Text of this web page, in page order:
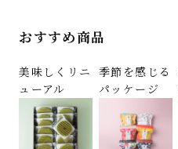
おすすめ商品
美味しくリニ
ューアル
季節を感じる
パッケージ